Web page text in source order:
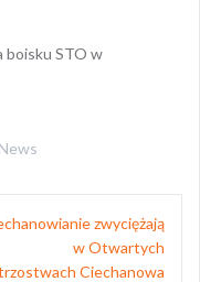
boisku STO w
News
zwyciężają
w Otwartych
Ciechanowa